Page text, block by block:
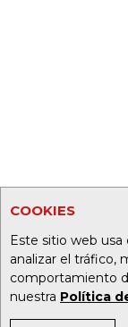
COOKIES
Este sitio web usa
analizar el tráfico,
comportamiento
nuestra Política